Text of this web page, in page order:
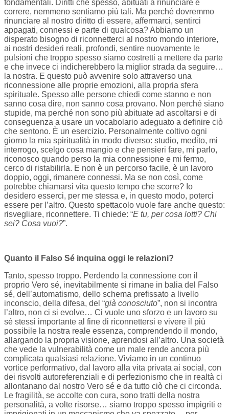
fondamentali. Diritti che spesso, abituati a rinunciare e
correre, nemmeno sentiamo più tali. Ma perché dovremmo
rinunciare al nostro diritto di essere, affermarci, sentirci
appagati, connessi e parte di qualcosa? Abbiamo un
disperato bisogno di riconnetterci al nostro mondo interiore,
ai nostri desideri reali, profondi, sentire nuovamente le
pulsioni che troppo spesso siamo costretti a mettere da parte
e che invece ci indicherebbero la miglior strada da seguire…
la nostra. E questo può avvenire solo attraverso una
riconnessione alle proprie emozioni, alla propria sfera
spirituale. Spesso alle persone chiedi come stanno e non
sanno cosa dire, non sanno cosa provano. Non perché siano
stupide, ma perché non sono più abituate ad ascoltarsi e di
conseguenza a usare un vocabolario adeguato a definire ciò
che sentono. È un esercizio. Personalmente coltivo ogni
giorno la mia spiritualità in modo diverso: studio, medito, mi
interrogo, scelgo cosa mangio e che pensieri fare, mi parlo,
riconosco quando perso la mia connessione e mi fermo,
cerco di ristabilirla. E non è un percorso facile, è un lavoro
doppio, oggi, rimanere connessi. Ma se non così, come
potrebbe chiamarsi vita questo tempo che scorre? Io
desidero esserci, per me stessa e, in questo modo, poterci
essere per l’altro. Questo spettacolo vuole fare anche questo:
risvegliare, riconnettere. Ti chiede: “E tu, per cosa lotti? Chi
sei? Cosa vuoi?”.
Quanto il Falso Sé inquina oggi le relazioni?
Tanto, spesso troppo. Perdendo la connessione con il
proprio Vero sé, inevitabilmente si rimane in balia del Falso
sé, dell’automatismo, dello schema prefissato a livello
inconscio, della difesa, del “già conosciuto”, non si incontra
l’altro, non ci si evolve… Ci vuole uno sforzo e un lavoro su
sé stessi importante al fine di riconnettersi e vivere il più
possibile la nostra reale essenza, comprendendo il mondo,
allargando la propria visione, aprendosi all’altro. Una società
che vede la vulnerabilità come un male rende ancora più
complicata qualsiasi relazione. Viviamo in un continuo
vortice performativo, dal lavoro alla vita privata ai social, con
dei risvolti autoreferenziali e di perfezionismo che in realtà ci
allontanano dal nostro Vero sé e da tutto ciò che ci circonda.
Le fragilità, se accolte con cura, sono tratti della nostra
personalità, a volte risorse… siamo troppo spesso impigriti e